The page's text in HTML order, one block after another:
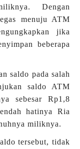
Dengan
menuju ATM
jika
beberapa
saldo pada salah
saldo ATM
sebesar Rp1,8
hatinya Ria
miliknya.
tersebut, tidak